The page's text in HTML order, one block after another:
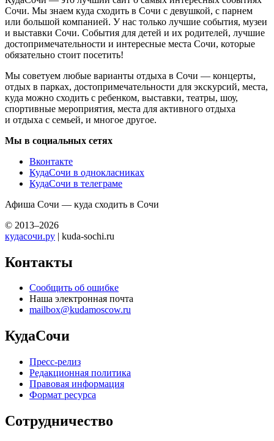
Сочи. Мы знаем куда сходить в Сочи с девушкой, с парнем
или большой компанией. У нас только лучшие события, музеи
и выставки Сочи. События для детей и их родителей, лучшие
достопримечательности и интересные места Сочи, которые
обязательно стоит посетить!
Мы советуем любые варианты отдыха в Сочи — концерты,
отдых в парках, достопримечательности для экскурсий, места,
куда можно сходить с ребенком, выставки, театры, шоу,
спортивные мероприятия, места для активного отдыха
и отдыха с семьей, и многое другое.
Мы в социальных сетях
Вконтакте
КудаСочи в однокласниках
КудаСочи в телеграме
Афиша Сочи — куда сходить в Сочи
© 2013–2026
кудасочи.ру | kuda-sochi.ru
Контакты
Сообщить об ошибке
Наша электронная почта
mailbox@kudamoscow.ru
КудаСочи
Пресс-релиз
Редакционная политика
Правовая информация
Формат ресурса
Сотрудничество